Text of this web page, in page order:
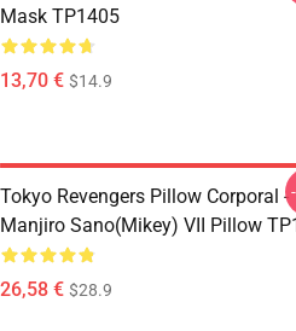
Mask TP1405
13,70 € $14.9
Tokyo Revengers Pillow Corporal -
Manjiro Sano(Mikey) VII Pillow
26,58 € $28.9